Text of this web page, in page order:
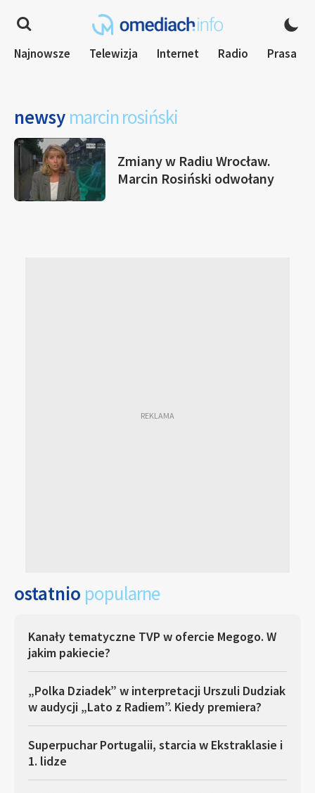
Najnowsze Telewizja Internet Radio Prasa
newsy marcin rosiński
Zmiany w Radiu Wrocław.
Marcin Rosiński odwołany
ostatnio popularne
Kanały tematyczne TVP w ofercie Megogo. W
jakim pakiecie?
„Polka Dziadek” w interpretacji Urszuli Dudziak
w audycji „Lato z Radiem”. Kiedy premiera?
Superpuchar Portugalii, starcia w Ekstraklasie i
1. lidze